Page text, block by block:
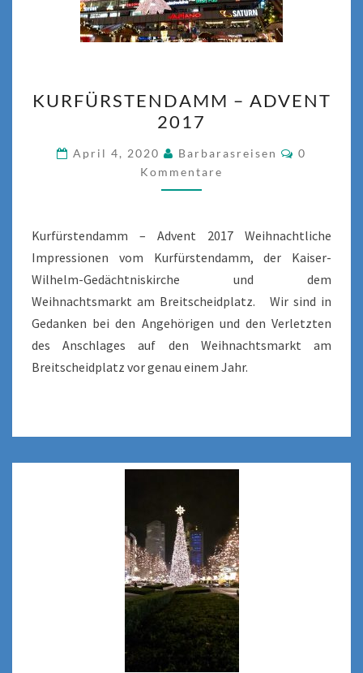
–
ADVENT
2017
KURFÜRSTENDAMM – ADVENT
2017
April 4, 2020 Barbarasreisen
0
Kommentare
Kurfürstendamm – Advent 2017 Weihnachtliche
Impressionen vom Kurfürstendamm, der Kaiser-
Wilhelm-Gedächtniskirche und dem
Weihnachtsmarkt am Breitscheidplatz. Wir sind in
Gedanken bei den Angehörigen und den Verletzten
des Anschlages auf den Weihnachtsmarkt am
Breitscheidplatz vor genau einem Jahr.